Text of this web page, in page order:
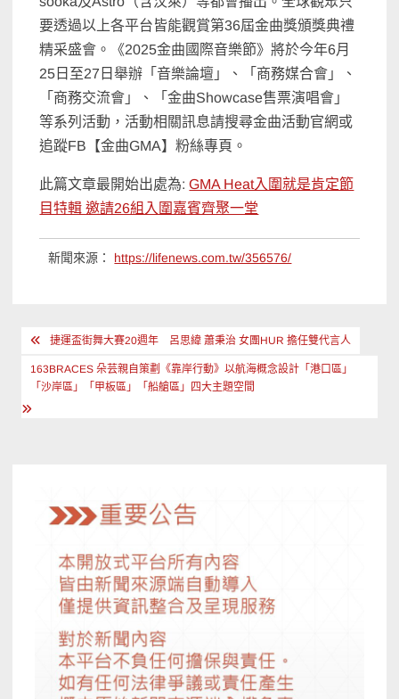
要透過以上各平台皆能觀賞第36屆金曲獎頒獎典禮
精采盛會。《2025金曲國際音樂節》將於今年6月
25日至27日舉辦「音樂論壇」、「商務媒合會」、
「商務交流會」、「金曲Showcase售票演唱會」
等系列活動，活動相關訊息請搜尋金曲活動官網或
追蹤FB【金曲GMA】粉絲專頁。
此篇文章最開始出處為:GMA Heat入圍就是肯定節
目特輯 邀請26組入圍嘉賓齊聚一堂
新聞來源： https://lifenews.com.tw/356576/
文
章
導
捷運盃街舞大賽20週年 呂思緯 蕭秉治 女團HUR 擔任雙代言人
163BRACES 朵芸親自策劃《靠岸行動》以航海概念設計「港口區」
「沙岸區」「甲板區」「船艙區」四大主題空間